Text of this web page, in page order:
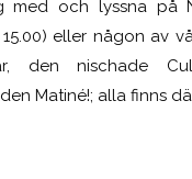
med och lyssna på
eller någon av
den nischade
Matiné!; alla finns